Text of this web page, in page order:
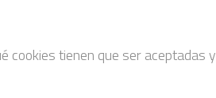
tienen que ser aceptadas